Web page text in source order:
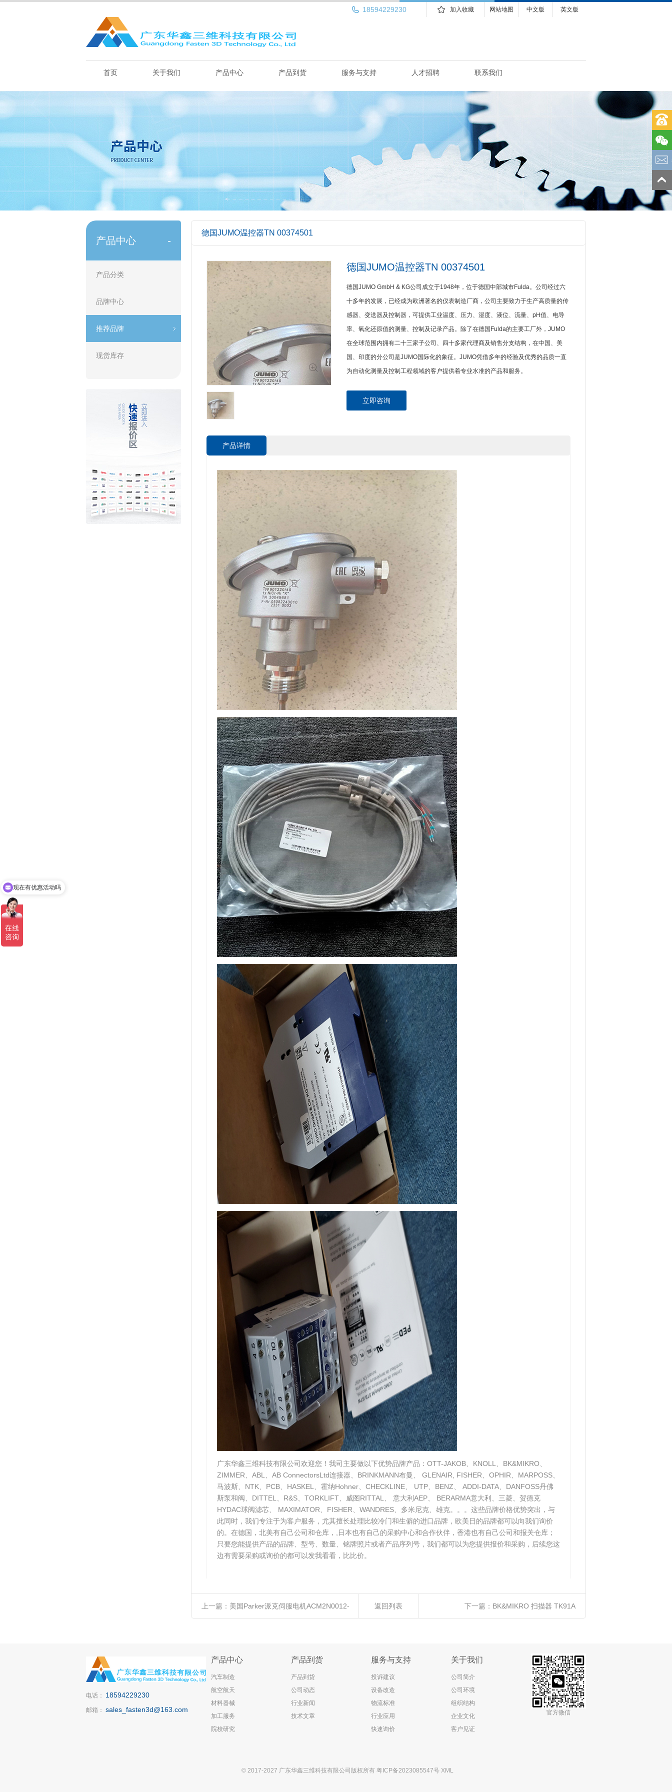
英文版
中文版
网站地图
加入收藏
18594229230
首页 关于我们 产品中心 产品到货 服务与支持 人才招聘 联系我们
产品中心 -
产品分类
品牌中心
推荐品牌
现货库存
德国JUMO温控器TN 00374501
德国JUMO温控器TN 00374501
德国JUMO GmbH & KG公司成立于1948年，位于德国中部城市Fulda。公司经过六
十多年的发展，已经成为欧洲著名的仪表制造厂商，公司主要致力于生产高质量的传
感器、变送器及控制器，可提供工业温度、压力、湿度、液位、流量、pH值、电导
率、氧化还原值的测量、控制及记录产品。除了在德国Fulda的主要工厂外，JUMO
在全球范围内拥有二十三家子公司、四十多家代理商及销售分支结构，在中国、美
国、印度的分公司是JUMO国际化的象征。JUMO凭借多年的经验及优秀的品质一直
为自动化测量及控制工程领域的客户提供着专业水准的产品和服务。
立即咨询
产品详情
广东华鑫三维科技有限公司欢迎您！我司主要做以下优势品牌产品：OTT-JAKOB、KNOLL、BK&MIKRO、
ZIMMER、ABL、AB ConnectorsLtd连接器、BRINKMANN布曼、 GLENAIR, FISHER、OPHIR、MARPOSS、
马波斯、NTK、PCB、HASKEL、霍纳Hohner、CHECKLINE、 UTP、BENZ、 ADDI-DATA、DANFOSS丹佛
斯泵和阀、DITTEL、R&S、TORKLIFT、威图RITTAL、 意大利AEP、 BERARMA意大利、三菱、贺德克
HYDAC球阀滤芯、 MAXIMATOR、FISHER、WANDRES、多米尼克、雄克。。。这些品牌价格优势突出，与
此同时，我们专注于为客户服务，尤其擅长处理比较冷门和生僻的进口品牌，欧美日的品牌都可以向我们询价
的。在德国，北美有自己公司和仓库，,日本也有自己的采购中心和合作伙伴，香港也有自己公司和报关仓库；
只要您能提供产品的品牌、型号、数量、铭牌照片或者产品序列号，我们都可以为您提供报价和采购，后续您这
边有需要采购或询价的都可以发我看看，比比价。
上一篇： 美国Parker派克伺服电机ACM2N0012- 返回列表 下一篇： BK&MIKRO 扫描器 TK91A
电话： 18594229230
邮箱： sales_fasten3d@163.com
产品中心
汽车制造
航空航天
材料器械
加工服务
院校研究
产品到货
产品到货
公司动态
行业新闻
技术文章
服务与支持
投诉建议
设备改造
物流标准
行业应用
快速询价
关于我们
公司简介
公司环境
组织结构
企业文化
客户见证
官方微信
© 2017-2027 广东华鑫三维科技有限公司版权所有 粤ICP备2023085547号 XML
可以介绍下你们的产品么